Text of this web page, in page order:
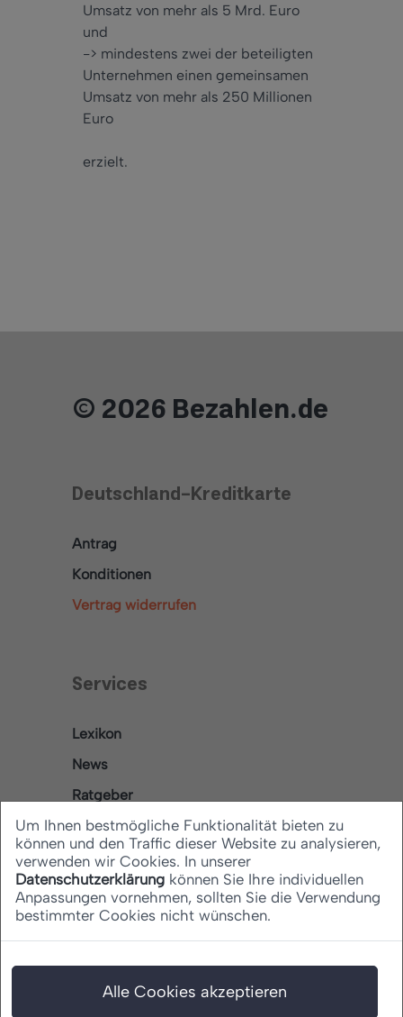
Umsatz von mehr als 5 Mrd. Euro
und
-> mindestens zwei der beteiligten
Unternehmen einen gemeinsamen
Umsatz von mehr als 250 Millionen
Euro
erzielt.
© 2026 Bezahlen.de
Deutschland-Kreditkarte
Antrag
Konditionen
Vertrag widerrufen
Services
Lexikon
News
Ratgeber
Rechtliches
Datenschutz
Impressum
Um Ihnen bestmögliche Funktionalität bieten zu
können und den Traffic dieser Website zu analysieren,
verwenden wir Cookies. In unserer
Datenschutzerklärung können Sie Ihre individuellen
Anpassungen vornehmen, sollten Sie die Verwendung
bestimmter Cookies nicht wünschen.
Alle Cookies akzeptieren